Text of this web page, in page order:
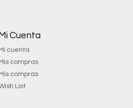
Mi Cuenta
Mi cuenta
Mis compras
Mis compras
List